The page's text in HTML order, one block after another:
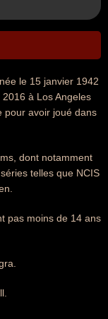
le 15 janvier 1942
à Los Angeles
pour avoir joué dans
dont notamment
telles que NCIS
pas moins de 14 ans